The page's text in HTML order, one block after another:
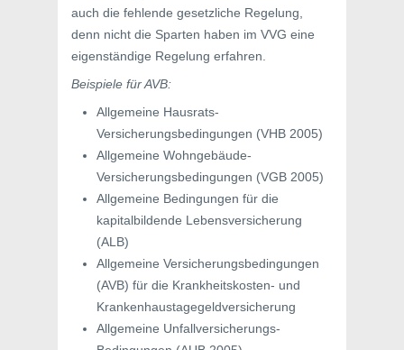
auch die fehlende gesetzliche Regelung,
denn nicht die Sparten haben im VVG eine
eigenständige Regelung erfahren.
Beispiele für AVB:
Allgemeine Hausrats-
Versicherungsbedingungen (VHB 2005)
Allgemeine Wohngebäude-
Versicherungsbedingungen (VGB 2005)
Allgemeine Bedingungen für die
kapitalbildende Lebensversicherung
(ALB)
Allgemeine Versicherungsbedingungen
(AVB) für die Krankheitskosten- und
Krankenhaustagegeldversicherung
Allgemeine Unfallversicherungs-